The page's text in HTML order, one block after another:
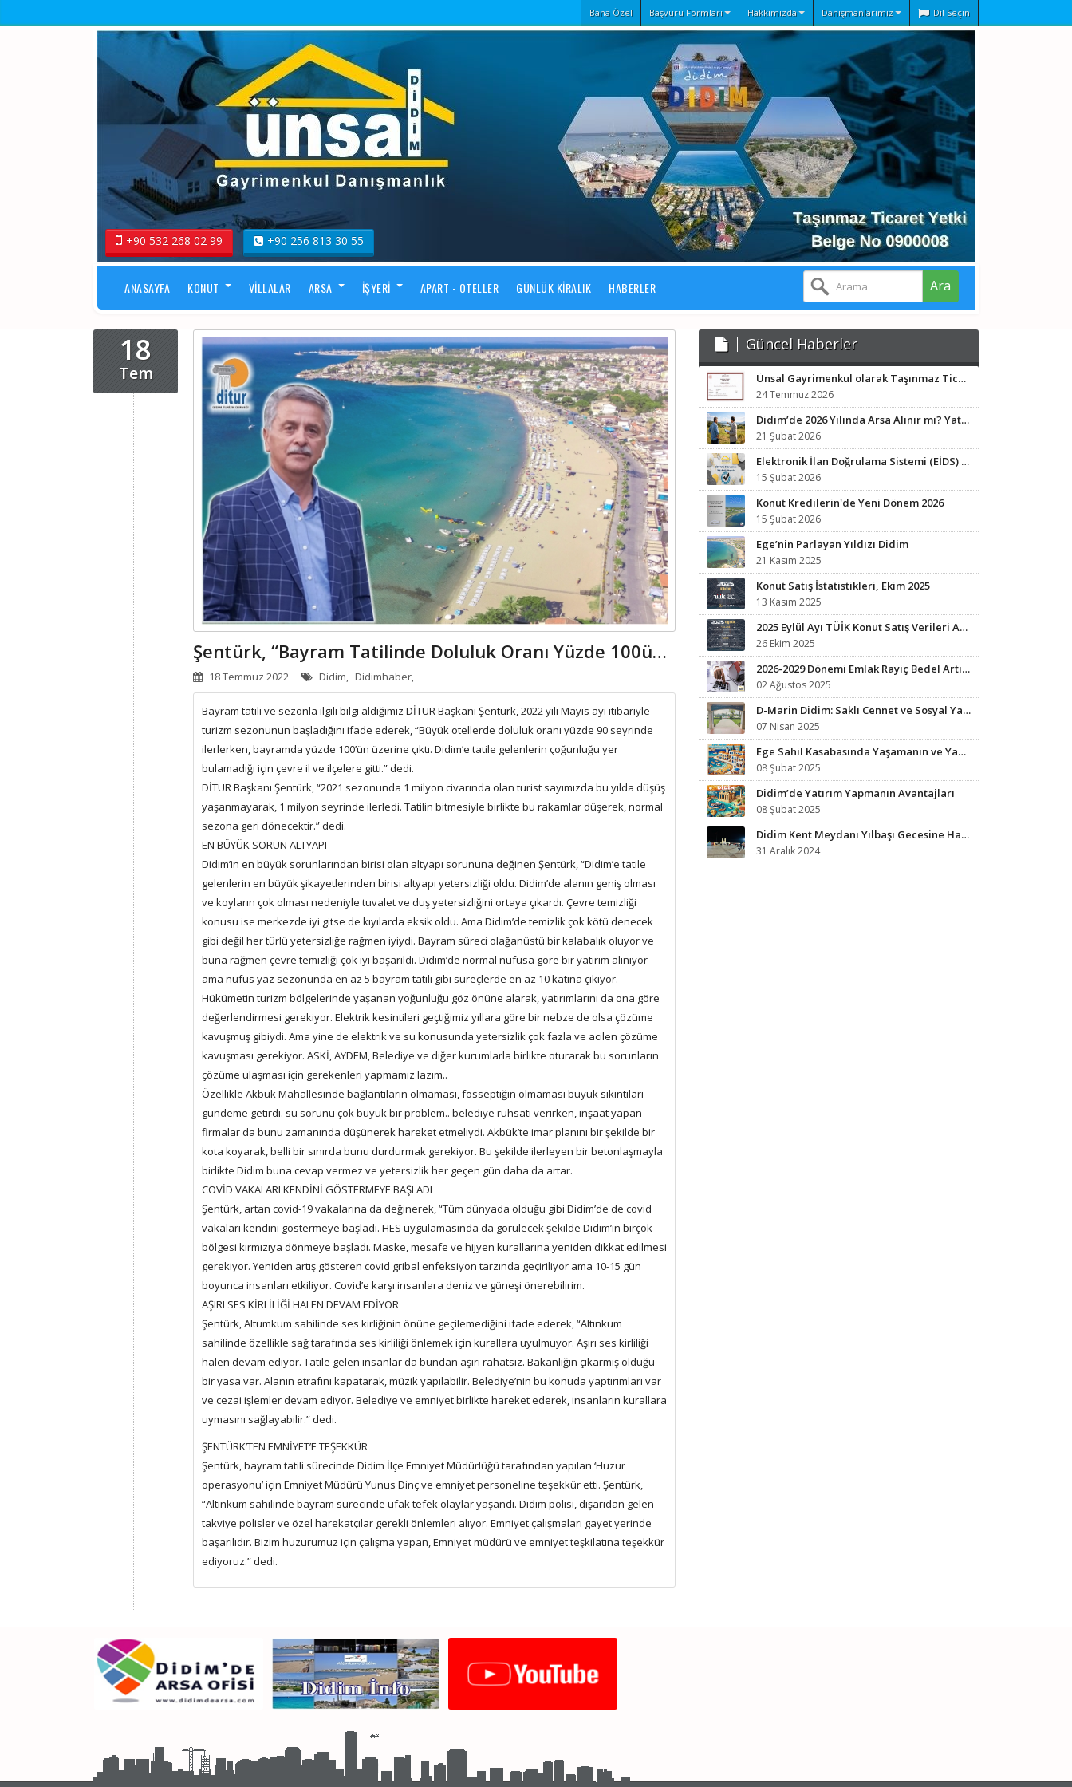
Bana Özel Başvuru Formları Hakkımızda Danışmanlarımız Dil Seçin
+90 532 268 02 99 +90 256 813 30 55
Ara
ANASAYFA KONUT VILLALAR ARSA İŞYERI APART - OTELLER GÜNLÜK KIRALIK HABERLER
18
Tem
Şentürk, “Bayram Tatilinde Doluluk Oranı Yüzde 100ün Üzerine Çıktı”
18 Temmuz 2022 Didim, Didimhaber,
Bayram tatili ve sezonla ilgili bilgi aldığımız DİTUR Başkanı Şentürk, 2022 yılı Mayıs ayı itibariyle
turizm sezonunun başladığını ifade ederek, “Büyük otellerde doluluk oranı yüzde 90 seyrinde
ilerlerken, bayramda yüzde 100’ün üzerine çıktı. Didim’e tatile gelenlerin çoğunluğu yer
bulamadığı için çevre il ve ilçelere gitti.” dedi.
DİTUR Başkanı Şentürk, “2021 sezonunda 1 milyon civarında olan turist sayımızda bu yılda düşüş
yaşanmayarak, 1 milyon seyrinde ilerledi. Tatilin bitmesiyle birlikte bu rakamlar düşerek, normal
sezona geri dönecektir.” dedi.
EN BÜYÜK SORUN ALTYAPI
Didim’in en büyük sorunlarından birisi olan altyapı sorununa değinen Şentürk, “Didim’e tatile
gelenlerin en büyük şikayetlerinden birisi altyapı yetersizliği oldu. Didim’de alanın geniş olması
ve koyların çok olması nedeniyle tuvalet ve duş yetersizliğini ortaya çıkardı. Çevre temizliği
konusu ise merkezde iyi gitse de kıyılarda eksik oldu. Ama Didim’de temizlik çok kötü denecek
gibi değil her türlü yetersizliğe rağmen iyiydi. Bayram süreci olağanüstü bir kalabalık oluyor ve
buna rağmen çevre temizliği çok iyi başarıldı. Didim’de normal nüfusa göre bir yatırım alınıyor
ama nüfus yaz sezonunda en az 5 bayram tatili gibi süreçlerde en az 10 katına çıkıyor.
Hükümetin turizm bölgelerinde yaşanan yoğunluğu göz önüne alarak, yatırımlarını da ona göre
değerlendirmesi gerekiyor. Elektrik kesintileri geçtiğimiz yıllara göre bir nebze de olsa çözüme
kavuşmuş gibiydi. Ama yine de elektrik ve su konusunda yetersizlik çok fazla ve acilen çözüme
kavuşması gerekiyor. ASKİ, AYDEM, Belediye ve diğer kurumlarla birlikte oturarak bu sorunların
çözüme ulaşması için gerekenleri yapmamız lazım..
Özellikle Akbük Mahallesinde bağlantıların olmaması, fosseptiğin olmaması büyük sıkıntıları
gündeme getirdi. su sorunu çok büyük bir problem.. belediye ruhsatı verirken, inşaat yapan
firmalar da bunu zamanında düşünerek hareket etmeliydi. Akbük’te imar planını bir şekilde bir
kota koyarak, belli bir sınırda bunu durdurmak gerekiyor. Bu şekilde ilerleyen bir betonlaşmayla
birlikte Didim buna cevap vermez ve yetersizlik her geçen gün daha da artar.
COVİD VAKALARI KENDİNİ GÖSTERMEYE BAŞLADI
Şentürk, artan covid-19 vakalarına da değinerek, “Tüm dünyada olduğu gibi Didim’de de covid
vakaları kendini göstermeye başladı. HES uygulamasında da görülecek şekilde Didim’in birçok
bölgesi kırmızıya dönmeye başladı. Maske, mesafe ve hijyen kurallarına yeniden dikkat edilmesi
gerekiyor. Yeniden artış gösteren covid gribal enfeksiyon tarzında geçiriliyor ama 10-15 gün
boyunca insanları etkiliyor. Covid’e karşı insanlara deniz ve güneşi önerebilirim.
AŞIRI SES KİRLİLİĞİ HALEN DEVAM EDİYOR
Şentürk, Altumkum sahilinde ses kirliğinin önüne geçilemediğini ifade ederek, “Altınkum
sahilinde özellikle sağ tarafında ses kirliliği önlemek için kurallara uyulmuyor. Aşırı ses kirliliği
halen devam ediyor. Tatile gelen insanlar da bundan aşırı rahatsız. Bakanlığın çıkarmış olduğu
bir yasa var. Alanın etrafını kapatarak, müzik yapılabilir. Belediye’nin bu konuda yaptırımları var
ve cezai işlemler devam ediyor. Belediye ve emniyet birlikte hareket ederek, insanların kurallara
uymasını sağlayabilir.” dedi.
ŞENTÜRK’TEN EMNİYET’E TEŞEKKÜR
Şentürk, bayram tatili sürecinde Didim İlçe Emniyet Müdürlüğü tarafından yapılan ‘Huzur
operasyonu’ için Emniyet Müdürü Yunus Dinç ve emniyet personeline teşekkür etti. Şentürk,
“Altınkum sahilinde bayram sürecinde ufak tefek olaylar yaşandı. Didim polisi, dışarıdan gelen
takviye polisler ve özel harekatçılar gerekli önlemleri alıyor. Emniyet çalışmaları gayet yerinde
başarılıdır. Bizim huzurumuz için çalışma yapan, Emniyet müdürü ve emniyet teşkilatına teşekkür
ediyoruz.” dedi.
Güncel Haberler
Ünsal Gayrimenkul olarak Taşınmaz Ticaret Yetki Belgesi sahibi işletmeyiz.
24 Temmuz 2026
Didim’de 2026 Yılında Arsa Alınır mı? Yatırım Analizi ve Fırsat Bölgeleri
21 Şubat 2026
Elektronik İlan Doğrulama Sistemi (EİDS) ile Yetkili İlan Zorunluluğu Başladı.
15 Şubat 2026
Konut Kredilerin'de Yeni Dönem 2026
15 Şubat 2026
Ege’nin Parlayan Yıldızı Didim
21 Kasım 2025
Konut Satış İstatistikleri, Ekim 2025
13 Kasım 2025
2025 Eylül Ayı TÜİK Konut Satış Verileri Açıklandı
26 Ekim 2025
2026-2029 Dönemi Emlak Rayiç Bedel Artışları: Vergi Yükünüz Artabilir
02 Ağustos 2025
D-Marin Didim: Saklı Cennet ve Sosyal Yaşamın Kalbi
07 Nisan 2025
Ege Sahil Kasabasında Yaşamanın ve Yazlık Almanın Avantajları
08 Şubat 2025
Didim’de Yatırım Yapmanın Avantajları
08 Şubat 2025
Didim Kent Meydanı Yılbaşı Gecesine Hazırlandı
31 Aralık 2024